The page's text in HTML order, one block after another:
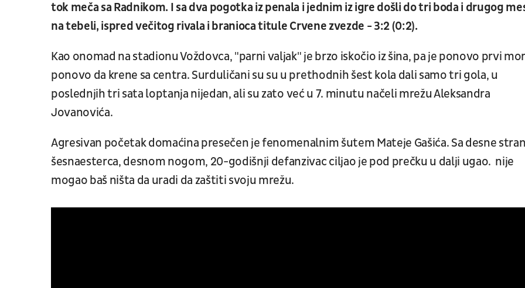
tok meča sa Radnikom. I sa dva pogotka iz penala i jednim iz igre došli do tri boda i drugog
na tebeli, ispred večitog rivala i branioca titule Crvene zvezde - 3:2 (0:2).
Kao onomad na stadionu Voždovca, "parni valjak" je brzo iskočio iz šina, pa je ponovo prvi
ponovo da krene sa centra. Surduličani su su u prethodnih šest kola dali samo tri gola, u
poslednjih tri sata loptanja nijedan, ali su zato već u 7. minutu načeli mrežu Aleksandra
Jovanovića.
Agresivan početak domaćina presečen je fenomenalnim šutem Mateje Gašića. Sa desne
šesnaesterca, desnom nogom, 20-godišnji defanzivac ciljao je pod prečku u dalji ugao. nije
mogao baš ništa da uradi da zaštiti svoju mrežu.